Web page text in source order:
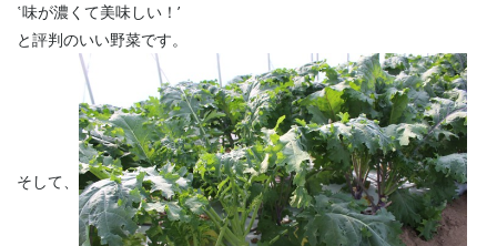
‛味が濃くて美味しい！’
と評判のいい野菜です。
そして、